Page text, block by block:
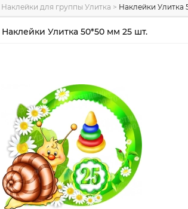
Наклейки для группы Улитка > Наклейки Улитка
Наклейки Улитка 50*50 мм 25 шт.